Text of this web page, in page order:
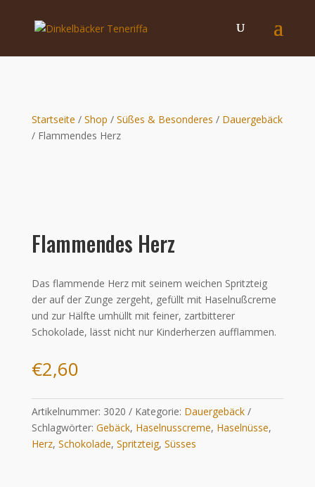
Startseite / Shop / Süßes & Besonderes / Dauergebäck
/ Flammendes Herz
Flammendes Herz
Das flammende Herz mit seinem weichen Spritzteig
der auf der Zunge zergeht, gefüllt mit Haselnußcreme
und zur Hälfte umhüllt mit feiner, zartbitterer
Schokolade, lässt nicht nur Kinderherzen aufflammen.
€2,60
Artikelnummer: 3020 Kategorie: Dauergebäck
Schlagwörter: Gebäck, Haselnusscreme, Haselnüsse,
Herz, Schokolade, Spritzteig, Süsses